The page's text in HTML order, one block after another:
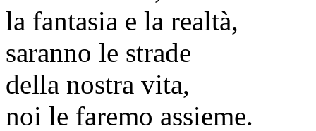
la fantasia e la realtà,
saranno le strade
della nostra vita,
noi le faremo assieme.